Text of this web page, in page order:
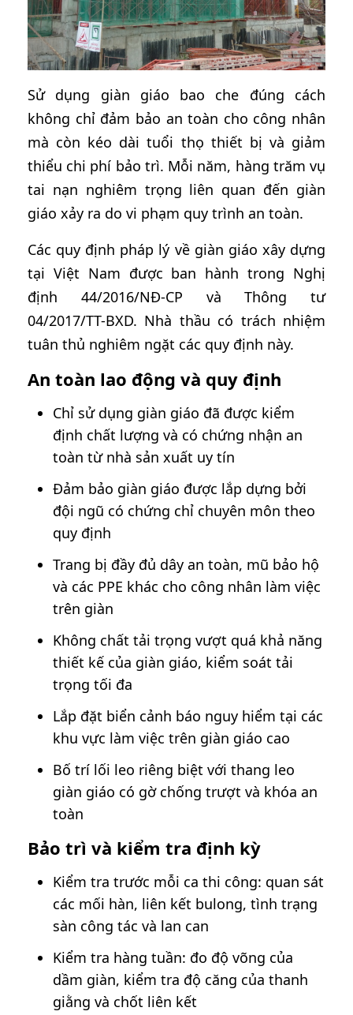
Sử dụng giàn giáo bao che đúng cách
không chỉ đảm bảo an toàn cho công nhân
mà còn kéo dài tuổi thọ thiết bị và giảm
thiểu chi phí bảo trì. Mỗi năm, hàng trăm vụ
tai nạn nghiêm trọng liên quan đến giàn
giáo xảy ra do vi phạm quy trình an toàn.
Các quy định pháp lý về giàn giáo xây dựng
tại Việt Nam được ban hành trong Nghị
định 44/2016/NĐ-CP và Thông tư
04/2017/TT-BXD. Nhà thầu có trách nhiệm
tuân thủ nghiêm ngặt các quy định này.
An toàn lao động và quy định
Chỉ sử dụng giàn giáo đã được kiểm
định chất lượng và có chứng nhận an
toàn từ nhà sản xuất uy tín
Đảm bảo giàn giáo được lắp dựng bởi
đội ngũ có chứng chỉ chuyên môn theo
quy định
Trang bị đầy đủ dây an toàn, mũ bảo hộ
và các PPE khác cho công nhân làm việc
trên giàn
Không chất tải trọng vượt quá khả năng
thiết kế của giàn giáo, kiểm soát tải
trọng tối đa
Lắp đặt biển cảnh báo nguy hiểm tại các
khu vực làm việc trên giàn giáo cao
Bố trí lối leo riêng biệt với thang leo
giàn giáo có gờ chống trượt và khóa an
toàn
Bảo trì và kiểm tra định kỳ
Kiểm tra trước mỗi ca thi công: quan sát
các mối hàn, liên kết bulong, tình trạng
sàn công tác và lan can
Kiểm tra hàng tuần: đo độ võng của
dầm giàn, kiểm tra độ căng của thanh
giằng và chốt liên kết